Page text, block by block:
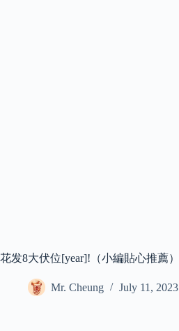
花发8大伏位[year]!（小編貼心推薦）
Mr. Cheung July 11, 2023